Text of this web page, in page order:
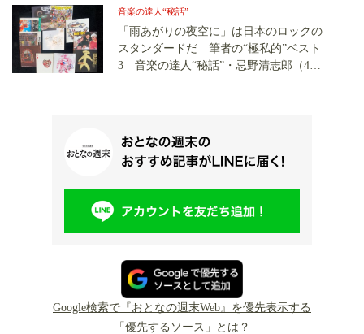
音楽の達人“秘話”
「雨あがりの夜空に」は日本のロックの
スタンダードだ 筆者の“極私的”ベスト
3 音楽の達人“秘話”・忌野清志郎（4
Google検索で『おとなの週末Web』を優先表示する
「優先するソース」とは？